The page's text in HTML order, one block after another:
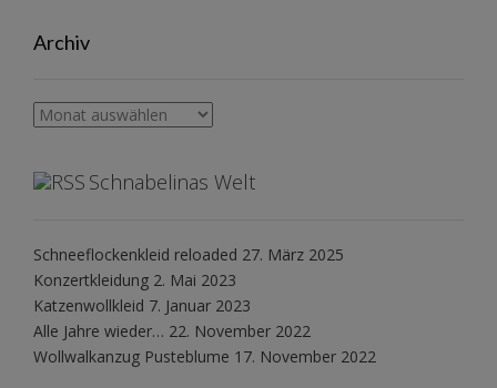
Archiv
Archiv
Schnabelinas Welt
Schneeflockenkleid reloaded 27. März 2025
Konzertkleidung 2. Mai 2023
Katzenwollkleid 7. Januar 2023
Alle Jahre wieder… 22. November 2022
Wollwalkanzug Pusteblume 17. November 2022